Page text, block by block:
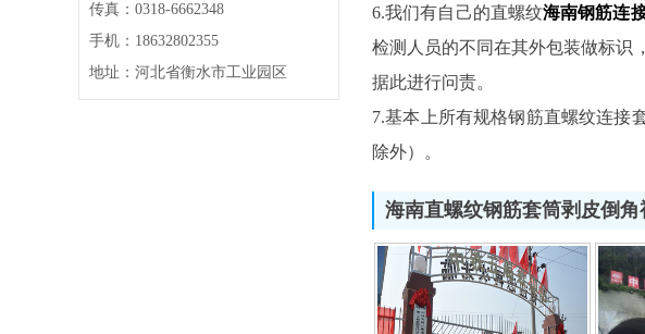
传真：0318-6662348
手机：18632802355
地址：河北省衡水市工业园区
6.我们有自己的直螺纹海南钢筋连
检测人员的不同在其外包装做标识
据此进行问责。
7.基本上所有规格钢筋直螺纹连接
除外）。
海南直螺纹钢筋套筒剥皮倒角